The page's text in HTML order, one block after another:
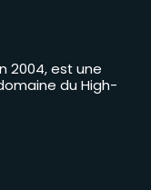
2004, est une
du High-